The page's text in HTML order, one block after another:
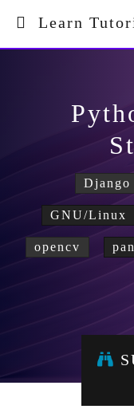
Learn
Django
GNU/Linux
opencv